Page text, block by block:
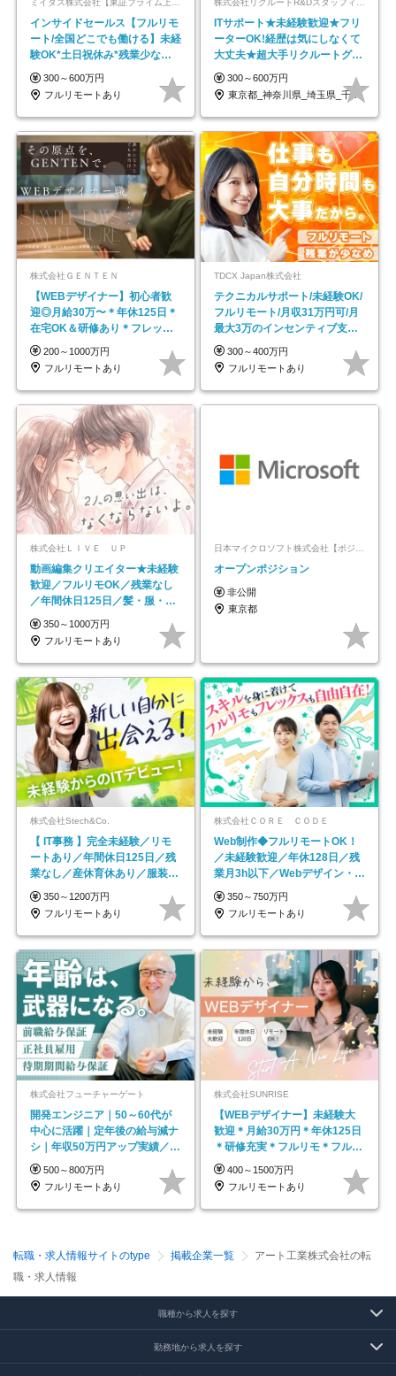
インサイドセールス【フルリモ
ート/全国どこでも働ける】未経
験OK*土日祝休み*残業少なめ*
在宅勤務手当あり
300～600万円
フルリモートあり
ITサポート★未経験歓迎★フリ
ーターOK!経歴は気にしなくて
大丈夫★超大手リクルートグル
ープの正社員/sg
300～600万円
東京都_神奈川県_埼玉県_千葉県_大阪府…
株式会社ＧＥＮＴＥＮ
【WEBデザイナー】初⼼者歓
迎◎⽉給30万〜＊年休125⽇＊
在宅OK＆研修あり＊フレック
ス
200～1000万円
フルリモートあり
TDCX Japan株式会社
テクニカルサポート/未経験OK/
フルリモート/月収31万円可/月
最大3万のインセンティブ支給/
平均年齢33歳
300～400万円
フルリモートあり
株式会社ＬＩＶＥ ＵＰ
動画編集クリエイター★未経験
歓迎／フルリモOK／残業なし
／年間休日125日／髪・服・ネ
イル自由／研修充実で安心
350～1000万円
フルリモートあり
オープンポジション
非公開
東京都
株式会社Stech&Co.
【 IT事務 】完全未経験／リモ
ートあり／年間休日125日／残
業なし／産休育休あり／服装・
髪型自由／毎年昇給
350～1200万円
フルリモートあり
株式会社ＣＯＲＥ ＣＯＤＥ
Web制作◆フルリモートOK！
／未経験歓迎／年休128日／残
業月3h以下／Webデザイン・
ECサイトやHP制作
350～750万円
フルリモートあり
株式会社フューチャーゲート
開発エンジニア｜50～60代が
中心に活躍｜定年後の給与減ナ
シ｜年収50万円アップ実績／昇
給率92％（直近3年）
500～800万円
フルリモートあり
株式会社SUNRISE
【WEBデザイナー】未経験大
歓迎＊月給30万円＊年休125日
＊研修充実＊フルリモ＊フルフ
レックス＊
400～1500万円
フルリモートあり
転職・求人情報サイトのtype 掲載企業一覧
アート工業株式会社の転
職・求人情報
職種から求人を探す
勤務地から求人を探す